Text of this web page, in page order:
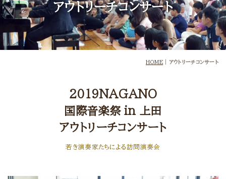
アウトリーチコンサート
HOME アウトリーチコンサート
2019NAGANO
国際音楽祭 in 上田
アウトリーチコンサート
若き演奏家たちによる訪問演奏会